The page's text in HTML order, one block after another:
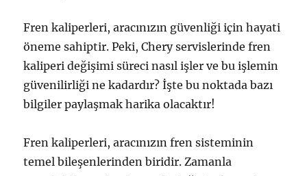
Fren kaliperleri, aracınızın güvenliği için hayati
öneme sahiptir. Peki, Chery servislerinde fren
kaliperi değişimi süreci nasıl işler ve bu işlemin
güvenilirliği ne kadardır? İşte bu noktada bazı
bilgiler paylaşmak harika olacaktır!
Fren kaliperleri, aracınızın fren sisteminin
temel bileşenlerinden biridir. Zamanla